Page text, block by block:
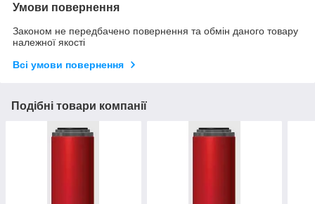
Умови повернення
Законом не передбачено повернення та обмін даного товару
належної якості
Всі умови повернення
Подібні товари компанії